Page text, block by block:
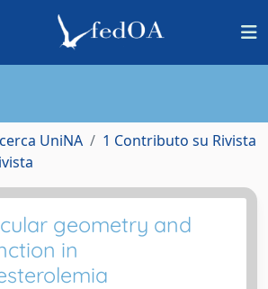
UniNA
1 Contributo su Rivista
geometry and
in